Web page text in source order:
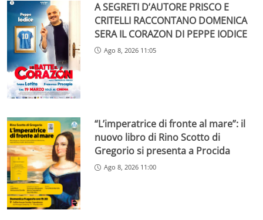
A SEGRETI D’AUTORE PRISCO E
CRITELLI RACCONTANO DOMENICA
SERA IL CORAZON DI PEPPE IODICE
Ago 8, 2026 11:05
“L’imperatrice di fronte al mare”: il
nuovo libro di Rino Scotto di
Gregorio si presenta a Procida
Ago 8, 2026 11:00